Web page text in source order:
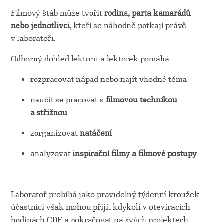
Filmový štáb může tvořit rodina, parta kamarádů
nebo jednotlivci, kteří se náhodně potkají právě
v laboratoři.
Odborný dohled lektorů a lektorek pomáhá
rozpracovat nápad nebo najít vhodné téma
naučit se pracovat s filmovou technikou
a střižnou
zorganizovat natáčení
analyzovat inspirační filmy a filmové postupy
Laboratoř probíhá jako pravidelný týdenní kroužek,
účastníci však mohou přijít kdykoli v otevíracích
hodinách CDF a pokračovat na svých projektech